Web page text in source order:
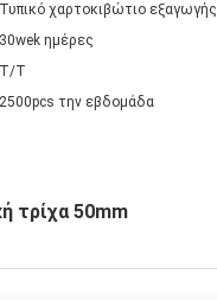
Τυπικό χαρτοκιβώτιο εξαγωγής
30wek ημέρες
T/T
2500pcs την εβδομάδα
τρίχα 50mm